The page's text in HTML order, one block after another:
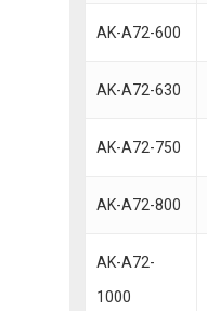
AK-A72-600
AK-A72-630
AK-A72-750
AK-A72-800
AK-A72-
1000